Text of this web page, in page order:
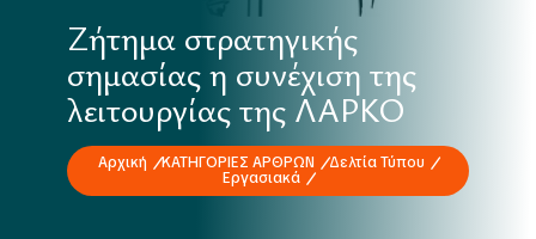
Ζήτημα στρατηγικής
σημασίας η συνέχιση της
λειτουργίας της ΛΑΡΚΟ
Αρχική ΚΑΤΗΓΟΡΙΕΣ ΑΡΘΡΩΝ
Δελτία Τύπου
Εργασιακά